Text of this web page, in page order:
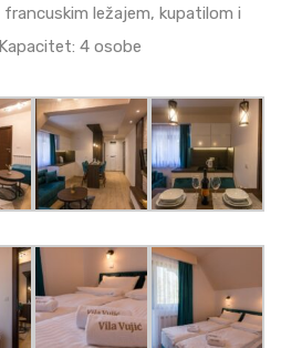
ležajem, kupatilom i
4 osobe